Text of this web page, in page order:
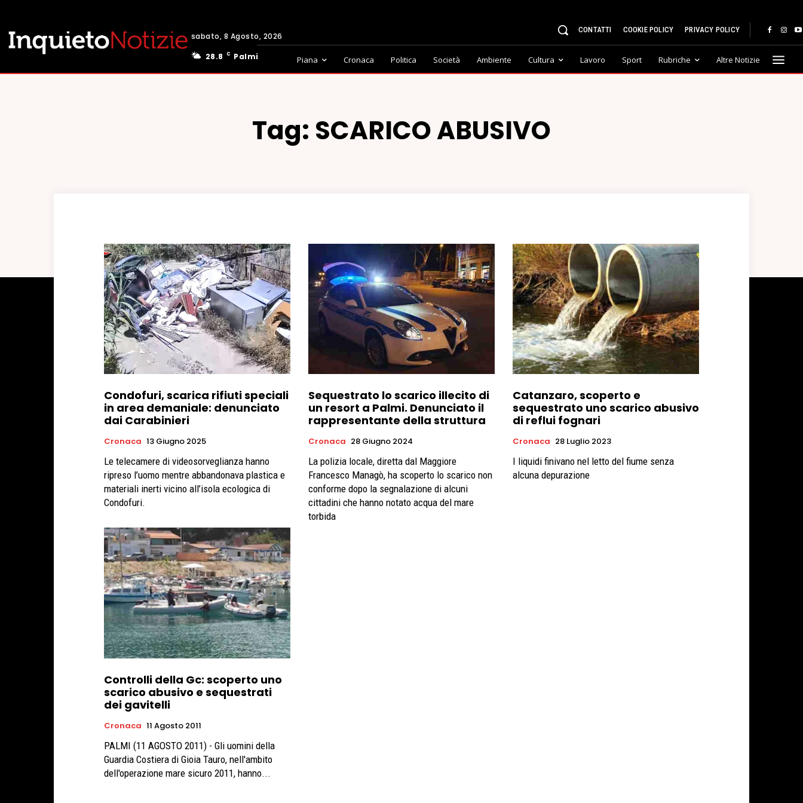
sabato, 8 Agosto, 2026
28.8
C Palmi
CONTATTI COOKIE POLICY PRIVACY POLICY
Piana Cronaca Politica Società Ambiente Cultura Lavoro Sport Rubriche Altre Notizie
Tag: SCARICO ABUSIVO
Condofuri, scarica rifiuti speciali
in area demaniale: denunciato
dai Carabinieri
Cronaca 13 Giugno 2025
Le telecamere di videosorveglianza hanno
ripreso l’uomo mentre abbandonava plastica e
materiali inerti vicino all’isola ecologica di
Condofuri.
Sequestrato lo scarico illecito di
un resort a Palmi. Denunciato il
rappresentante della struttura
Cronaca 28 Giugno 2024
La polizia locale, diretta dal Maggiore
Francesco Managò, ha scoperto lo scarico non
conforme dopo la segnalazione di alcuni
cittadini che hanno notato acqua del mare
torbida
Catanzaro, scoperto e
sequestrato uno scarico abusivo
di reflui fognari
Cronaca 28 Luglio 2023
I liquidi finivano nel letto del fiume senza
alcuna depurazione
Controlli della Gc: scoperto uno
scarico abusivo e sequestrati
dei gavitelli
Cronaca 11 Agosto 2011
PALMI (11 AGOSTO 2011) - Gli uomini della
Guardia Costiera di Gioia Tauro, nell'ambito
dell'operazione mare sicuro 2011, hanno...